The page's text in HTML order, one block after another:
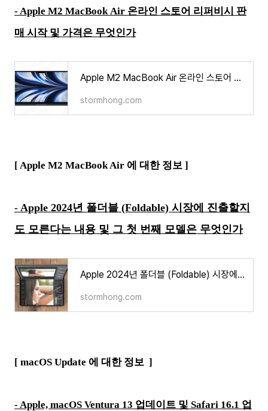
- Apple M2 MacBook Air 온라인 스토어 리퍼비시 판
매 시작 및 가격은 무엇인가
Apple M2 MacBook Air 온라인 스토어 리퍼비시 판매 시작 및 가격은 무엇인가
stormhong.com
[ Apple M2 MacBook Air 에 대한 정보 ]
- Apple 2024년 폴더블 (Foldable) 시장에 진출할지
도 모른다는 내용 및 그 첫 번째 모델은 무엇인가
Apple 2024년 폴더블 (Foldable) 시장에 진출할지도 모른다는 내용 및 그 첫 번째 모델은 무엇인가?
stormhong.com
[ macOS Update 에 대한 정보 ]
- Apple, macOS Ventura 13 업데이트 및 Safari 16.1 업